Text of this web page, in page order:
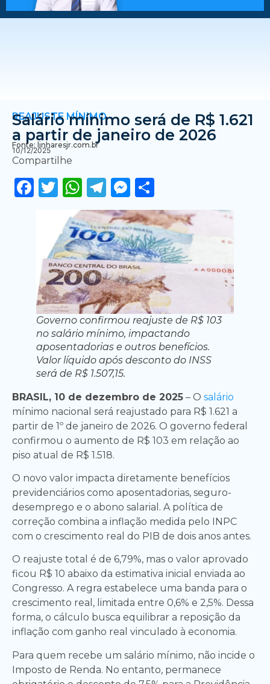
REAJUSTE MÍNIMO
Salário mínimo será de R$ 1.621
a partir de janeiro de 2026
Fonte: linharesjr.com.br
10/12/2025
Compartilhe
Facebook
Twitter
WhatsApp
Telegram
Messenger
Governo confirmou reajuste de R$ 103
no salário mínimo, impactando
aposentadorias e outros benefícios.
Valor líquido após desconto do INSS
será de R$ 1.507,15.
BRASIL, 10 de dezembro de 2025 – O salário
mínimo nacional será reajustado para R$ 1.621 a
partir de 1º de janeiro de 2026. O governo federal
confirmou o aumento de R$ 103 em relação ao
piso atual de R$ 1.518.
O novo valor impacta diretamente benefícios
previdenciários como aposentadorias, seguro-
desemprego e o abono salarial. A política de
correção combina a inflação medida pelo INPC
com o crescimento real do PIB de dois anos antes.
O reajuste total é de 6,79%, mas o valor aprovado
ficou R$ 10 abaixo da estimativa inicial enviada ao
Congresso. A regra estabelece uma banda para o
crescimento real, limitada entre 0,6% e 2,5%. Dessa
forma, o cálculo busca equilibrar a reposição da
inflação com ganho real vinculado à economia.
Para quem recebe um salário mínimo, não incide o
Imposto de Renda. No entanto, permanece